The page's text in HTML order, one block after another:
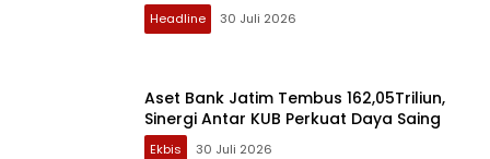
Headline 30 Juli 2026
Aset Bank Jatim Tembus 162,05Triliun,
Sinergi Antar KUB Perkuat Daya Saing
Ekbis 30 Juli 2026